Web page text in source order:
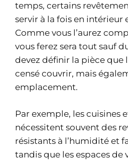
temps, certains
servir à la fois en intérieur
Comme vous l’aurez
vous ferez sera tout sauf
devez définir la pièce que
censé couvrir, mais
emplacement.
Par exemple, les cuisines
nécessitent souvent des
résistants à l’humidité et
tandis que les espaces de